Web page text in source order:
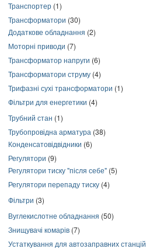
Транспортер (1)
Трансформатори (30)
Додаткове обладнання (2)
Моторні приводи (7)
Трансформатор напруги (6)
Трансформатори струму (4)
Трифазні сухі трансформатори (1)
Фільтри для енергетики (4)
Трубний стан (1)
Трубопровідна арматура (38)
Конденсатовідвідники (6)
Регулятори (9)
Регулятори тиску "після себе" (5)
Регулятори перепаду тиску (4)
Фільтри (3)
Вуглекислотне обладнання (50)
Знищувачі комарів (7)
Устаткування для автозаправних станцій